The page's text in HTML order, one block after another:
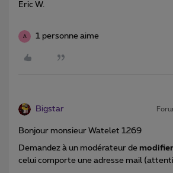
Eric W.
A 1 personne aime
Bigstar
Bonjour monsieur Watelet 1269
Demandez à un modérateur de
celui comporte une adresse mail